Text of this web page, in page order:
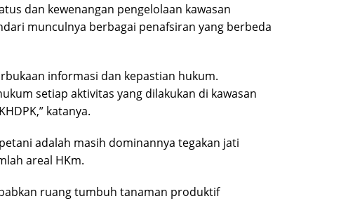
dan kewenangan pengelolaan kawasan
munculnya berbagai penafsiran yang berbeda
informasi dan kepastian hukum.
setiap aktivitas yang dilakukan di kawasan
katanya.
adalah masih dominannya tegakan jati
areal HKm.
ruang tumbuh tanaman produktif